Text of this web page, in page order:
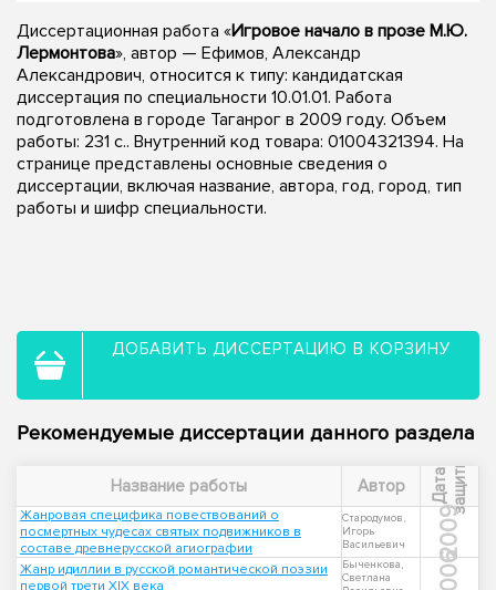
Диссертационная работа «Игровое начало в прозе М.Ю.
Лермонтова», автор — Ефимов, Александр
Александрович, относится к типу: кандидатская
диссертация по специальности 10.01.01. Работа
подготовлена в городе Таганрог в 2009 году. Объем
работы: 231 с.. Внутренний код товара: 01004321394. На
странице представлены основные сведения о
диссертации, включая название, автора, год, город, тип
работы и шифр специальности.
ДОБАВИТЬ ДИССЕРТАЦИЮ В КОРЗИНУ
Рекомендуемые диссертации данного раздела
Название работы Автор Д
а
т
а
з
а
щ
и
т ы
Жанровая специфика повествований о
посмертных чудесах святых подвижников в
составе древнерусской агиографии
Стародумов,
Игорь
Васильевич
2009
Жанр идиллии в русской романтической поэзии
первой трети XIX века
Быченкова,
Светлана
2006